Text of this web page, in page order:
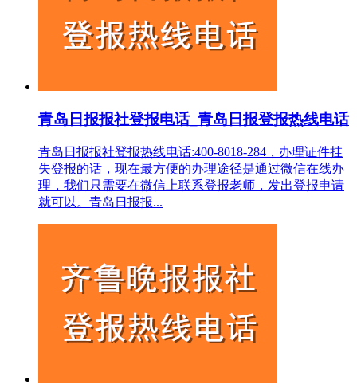
青岛日报报社登报电话_青岛日报登报热线电话
青岛日报报社登报热线电话:400-8018-284，办理证件挂
失登报的话，现在最方便的办理途径是通过微信在线办
理，我们只需要在微信上联系登报老师，发出登报申请
就可以。青岛日报报...